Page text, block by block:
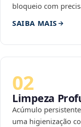
bloqueio com
SAIBA MAIS
02
Limpeza
Acúmulo
uma higienização